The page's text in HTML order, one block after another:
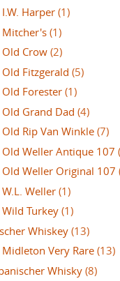
I.W. Harper (1)
Mitcher's (1)
Old Crow (2)
Old Fitzgerald (5)
Old Forester (1)
Old Grand Dad (4)
Old Rip Van Winkle (7)
Old Weller Antique 107
Old Weller Original 107
W.L. Weller (1)
Wild Turkey (1)
Whiskey(13)
Midleton Very Rare (13)
Whisky (8)